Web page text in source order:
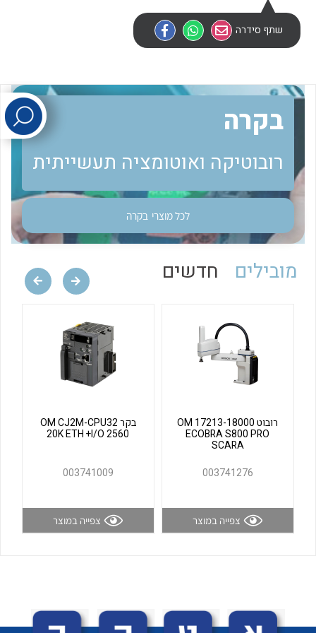
לכל מוצרי היצרן
לכל מוצרי היצרן
לכל מוצרי היצרן לכל מוצרי היצרן
שתף סידרה
בקרה
רובוטיקה ואוטומציה תעשייתית
לכל מוצרי בקרה
מובילים חדשים
רובוט OM 17213-18000
ECOBRA S800 PRO
SCARA
003741276
צפייה במוצר
בקר OM CJ2M-CPU32
20K ETH +I/O 2560
003741009
צפייה במוצר